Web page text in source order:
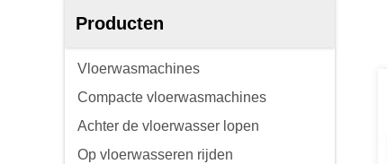
Producten
Vloerwasmachines
Compacte vloerwasmachines
Achter de vloerwasser lopen
Op vloerwasseren rijden